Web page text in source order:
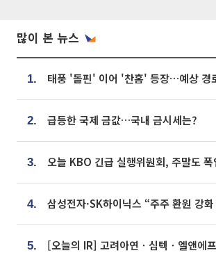
많이 본 뉴스
1.
2. 급등한 국제 금값…국내 금시세는?
3. 오늘 KBO 긴급 실행위원회, 주말도
4. 삼성전자·SK하이닉스 “주주 환원 강
5. [오늘의 IR] 고려아연ㆍ심텍ㆍ엘앤에